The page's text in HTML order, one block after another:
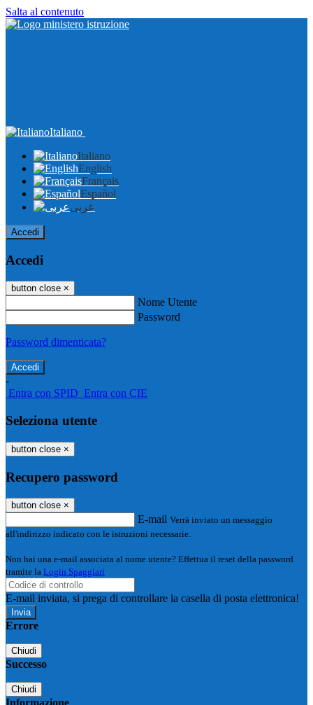
Salta al contenuto
Italiano
Italiano
English
Français
Español
عربى
Accedi
Accedi
button close ×
Nome Utente
Password
Password dimenticata?
-
Entra con SPID Entra con CIE
Seleziona utente
button close ×
Recupero password
button close ×
E-mail Verrà inviato un messaggio
all'indirizzo indicato con le istruzioni necessarie.
Non hai una e-mail associata al nome utente? Effettua il reset della password
tramite la Login Spaggiari
E-mail inviata, si prega di controllare la casella di posta elettronica!
Errore
Chiudi
Successo
Chiudi